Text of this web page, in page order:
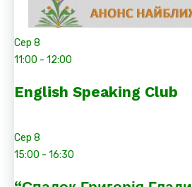
Сер 8
11:00 - 12:00
English Speaking Club
Сер 8
15:00 - 16:30